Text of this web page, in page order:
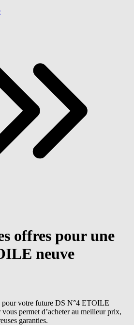
offres pour une
neuve
votre future DS N°4 ETOILE
permet d’acheter au meilleur prix,
garanties.